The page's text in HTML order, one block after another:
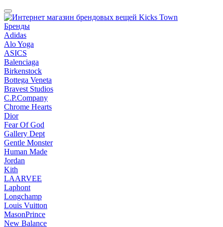
Бренды
Adidas
Alo Yoga
ASICS
Balenciaga
Birkenstock
Bottega Veneta
Bravest Studios
C.P.Company
Chrome Hearts
Dior
Fear Of God
Gallery Dept
Gentle Monster
Human Made
Jordan
Kith
LAARVEE
Laphont
Longchamp
Louis Vuitton
MasonPrince
New Balance